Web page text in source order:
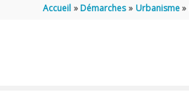
Accueil Démarches Urbanisme